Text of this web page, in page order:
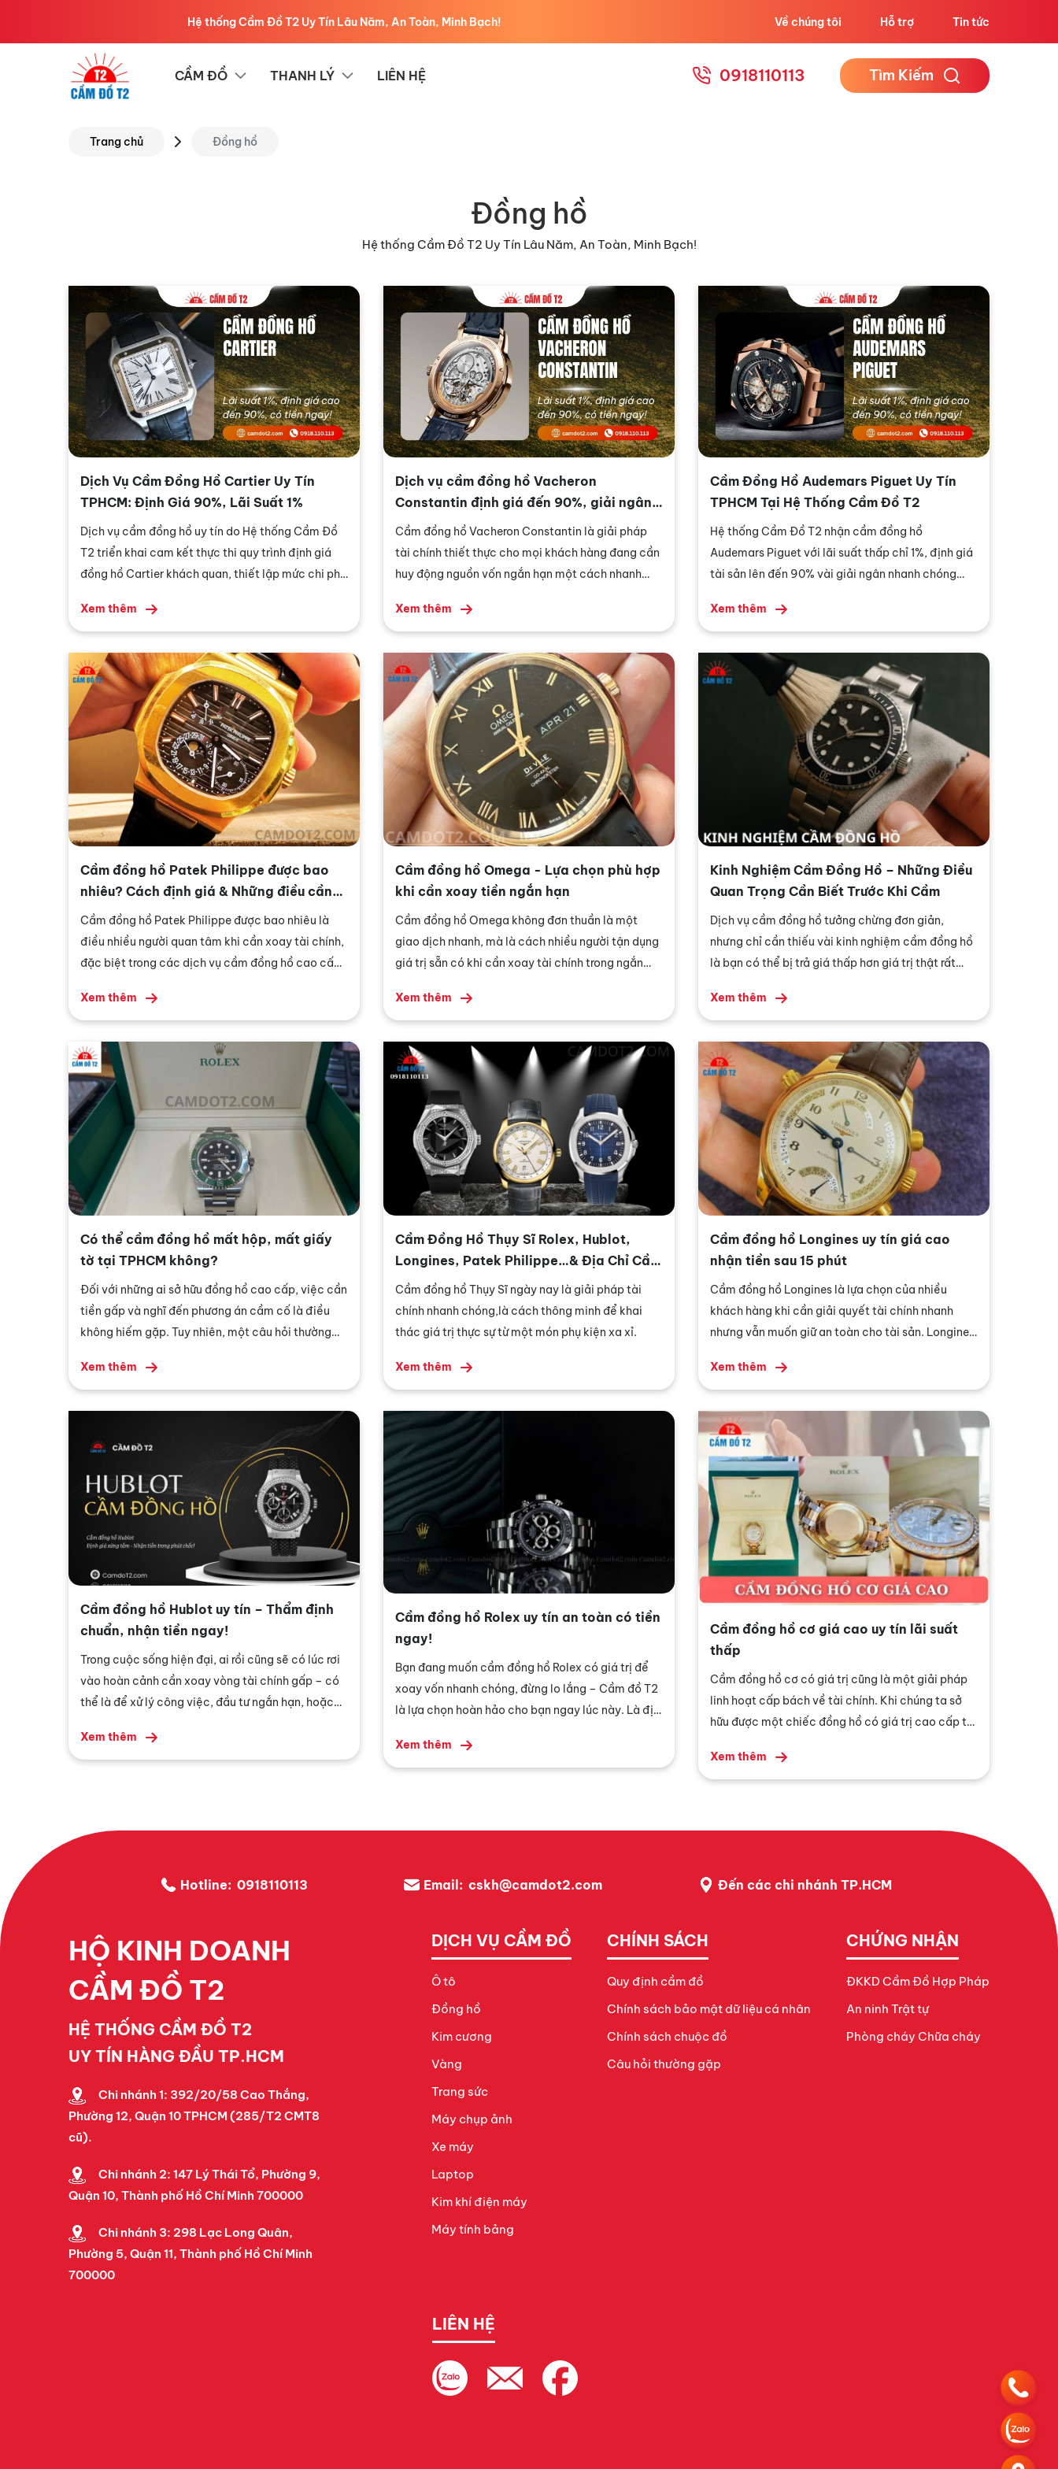
Hệ thống Cầm Đồ T2 Uy Tín Lâu Năm, An Toàn, Minh Bạch! Về chúng tôi Hỗ trợ Tin tức
CẦM ĐỒ THANH LÝ LIÊN HỆ 0918110113 Tìm Kiếm
Trang chủ Đồng hồ
Đồng hồ
Hệ thống Cầm Đồ T2 Uy Tín Lâu Năm, An Toàn, Minh Bạch!
Dịch Vụ Cầm Đồng Hồ Cartier Uy Tín
TPHCM: Định Giá 90%, Lãi Suất 1%
Dịch vụ cầm đồng hồ uy tín do Hệ thống Cầm Đồ
T2 triển khai cam kết thực thi quy trình định giá
đồng hồ Cartier khách quan, thiết lập mức chi phí
lưu kho bảo mật khắt khe nhất hiện nay.
Xem thêm
Dịch vụ cầm đồng hồ Vacheron
Constantin định giá đến 90%, giải ngân
trong 5 phút
Cầm đồng hồ Vacheron Constantin là giải pháp
tài chính thiết thực cho mọi khách hàng đang cần
huy động nguồn vốn ngắn hạn một cách nhanh
sản mang tính di sản. Do đó, hệ thống cầm đồ
chuyên nghiệp như Cầm Đồ T2 sở hữu nghiệp vụ
thẩm định chuẩn xác, quy trình niêm phong minh
bạch và cung cấp tỷ lệ giải ngân cao chính là ưu
tiên hàng đầu của người sở hữu tài sản.
Xem thêm
Cầm Đồng Hồ Audemars Piguet Uy Tín
TPHCM Tại Hệ Thống Cầm Đồ T2
Hệ thống Cầm Đồ T2 nhận cầm đồng hồ
Audemars Piguet với lãi suất thấp chỉ 1%, định giá
tài sản lên đến 90% vài giải ngân nhanh chóng
Xem thêm
Cầm đồng hồ Patek Philippe được bao
nhiêu? Cách định giá & Những điều cần
biết
Cầm đồng hồ Patek Philippe được bao nhiêu là
điều nhiều người quan tâm khi cần xoay tài chính,
đặc biệt trong các dịch vụ cầm đồng hồ cao cấp.
Patek Philippe, giá trị không chỉ nằm ở thương
hiệu mà còn phụ thuộc vào model, độ hiếm và tình
trạng thực tế.
Xem thêm
Cầm đồng hồ Omega - Lựa chọn phù hợp
khi cần xoay tiền ngắn hạn
Cầm đồng hồ Omega không đơn thuần là một
giao dịch nhanh, mà là cách nhiều người tận dụng
giá trị sẵn có khi cần xoay tài chính trong ngắn
cận như Omega, việc hiểu đúng cách trao đổi sẽ
giúp bạn chủ động hơn trong từng quyết định.
Xem thêm
Kinh Nghiệm Cầm Đồng Hồ – Những Điều
Quan Trọng Cần Biết Trước Khi Cầm
Dịch vụ cầm đồng hồ tưởng chừng đơn giản,
nhưng chỉ cần thiếu vài kinh nghiệm cầm đồng hồ
là bạn có thể bị trả giá thấp hơn giá trị thật rất
như Rolex, Omega hay Patek, chỉ một vết trầy,
mặt kính bị loang lổ hoặc cầm ở tiệm không uy tín
lấy lý do để khiến giá trị cầm giảm mạnh.
Xem thêm
Có thể cầm đồng hồ mất hộp, mất giấy
tờ tại TPHCM không?
Đối với những ai sở hữu đồng hồ cao cấp, việc cần
tiền gấp và nghĩ đến phương án cầm cố là điều
không hiếm gặp. Tuy nhiên, một câu hỏi thường
hồ mất hộp thẻ và giấy tờ có được chấp nhận
không?” Đây là tình huống rất thực tế, bởi không ít
người khi mua đồng hồ chỉ giữ lại đồng hồ “trần”,
còn phụ kiện lại bị bỏ quên hoặc thất lạc theo thời
Xem thêm
Cầm Đồng Hồ Thụy Sĩ Rolex, Hublot,
Longines, Patek Philippe…& Địa Chỉ Cầm
Uy Tín An Toàn
Cầm đồng hồ Thụy Sĩ ngày nay là giải pháp tài
chính nhanh chóng,là cách thông minh để khai
thác giá trị thực sự từ một món phụ kiện xa xỉ.
Xem thêm
Cầm đồng hồ Longines uy tín giá cao
nhận tiền sau 15 phút
Cầm đồng hồ Longines là lựa chọn của nhiều
khách hàng khi cần giải quyết tài chính nhanh
nhưng vẫn muốn giữ an toàn cho tài sản. Longines
thẩm định và có thanh khoản cao.Tại Cầm đồ T2,
dịch vụ cầm đồng hồ Longines được thẩm định
chính xác, báo giá minh bạch và giải ngân chỉ
trong vài phút. Cùng tham khảo các thông tin dưới
đây:
Xem thêm
Cầm đồng hồ Hublot uy tín – Thẩm định
chuẩn, nhận tiền ngay!
Trong cuộc sống hiện đại, ai rồi cũng sẽ có lúc rơi
vào hoàn cảnh cần xoay vòng tài chính gấp – có
thể là để xử lý công việc, đầu tư ngắn hạn, hoặc
phải bán rẻ tài sản giá trị, ngày càng nhiều người
lựa chọn hình thức cầm đồng hồ Hublot – một giải
Xem thêm
Cầm đồng hồ Rolex uy tín an toàn có tiền
ngay!
Bạn đang muốn cầm đồng hồ Rolex có giá trị để
xoay vốn nhanh chóng, đừng lo lắng – Cầm đồ T2
là lựa chọn hoàn hảo cho bạn ngay lúc này. Là địa
vụ ngày càng đi lên với kinh nghiệm, sự hiểu biết
chuyên sâu về cầm đồng hồ cao cấp, đánh giá
Xem thêm
Cầm đồng hồ cơ giá cao uy tín lãi suất
thấp
Cầm đồng hồ cơ có giá trị cũng là một giải pháp
linh hoạt cấp bách về tài chính. Khi chúng ta sở
hữu được một chiếc đồng hồ có giá trị cao cấp thì
hơn.
Xem thêm
Hotline: 0918110113 Email: cskh@camdot2.com Đến các chi nhánh TP.HCM
HỘ KINH DOANH
CẦM ĐỒ T2
HỆ THỐNG CẦM ĐỒ T2
UY TÍN HÀNG ĐẦU TP.HCM
Chi nhánh 1: 392/20/58 Cao Thắng,
Phường 12, Quận 10 TPHCM (285/T2 CMT8
cũ).
Chi nhánh 2: 147 Lý Thái Tổ, Phường 9,
Quận 10, Thành phố Hồ Chí Minh 700000
Chi nhánh 3: 298 Lạc Long Quân,
Phường 5, Quận 11, Thành phố Hồ Chí Minh
700000
DỊCH VỤ CẦM ĐỒ
Ô tô
Đồng hồ
Kim cương
Vàng
Trang sức
Máy chụp ảnh
Xe máy
Laptop
Kim khí điện máy
Máy tính bảng
CHÍNH SÁCH
Quy định cầm đồ
Chính sách bảo mật dữ liệu cá nhân
Chính sách chuộc đồ
Câu hỏi thường gặp
CHỨNG NHẬN
ĐKKD Cầm Đồ Hợp Pháp
An ninh Trật tự
Phòng cháy Chữa cháy
LIÊN HỆ